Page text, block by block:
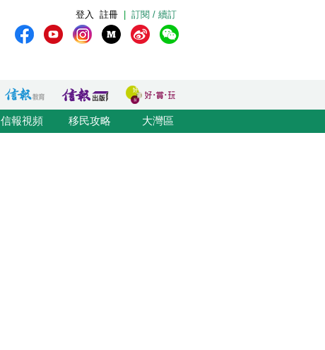
訂閱 / 續訂
註冊
登入
信報視頻 移民攻略 大灣區